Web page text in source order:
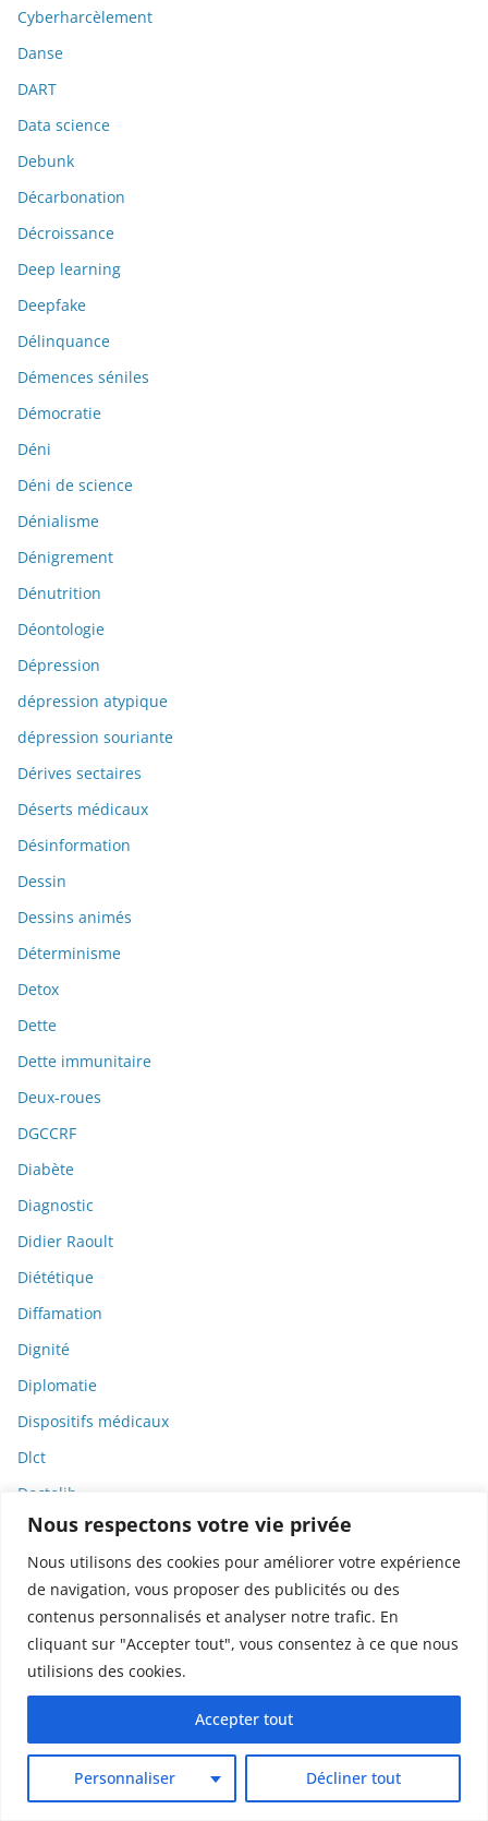
Nous respectons votre vie privée
Nous utilisons des cookies pour améliorer votre expérience
de navigation, vous proposer des publicités ou des
contenus personnalisés et analyser notre trafic. En
cliquant sur "Accepter tout", vous consentez à ce que nous
utilisions des cookies.
Personnaliser Décliner tout
Accepter tout
Cyberharcèlement
Danse
DART
Data science
Debunk
Décarbonation
Décroissance
Deep learning
Deepfake
Délinquance
Démences séniles
Démocratie
Déni
Déni de science
Dénialisme
Dénigrement
Dénutrition
Déontologie
Dépression
dépression atypique
dépression souriante
Dérives sectaires
Déserts médicaux
Désinformation
Dessin
Dessins animés
Déterminisme
Detox
Dette
Dette immunitaire
Deux-roues
DGCCRF
Diabète
Diagnostic
Didier Raoult
Diététique
Diffamation
Dignité
Diplomatie
Dispositifs médicaux
Dlct
Doctolib
Documentaire
DODGE
Donald Trump
Dons
Doxxing
Droit de la consommation
Droit de la presse